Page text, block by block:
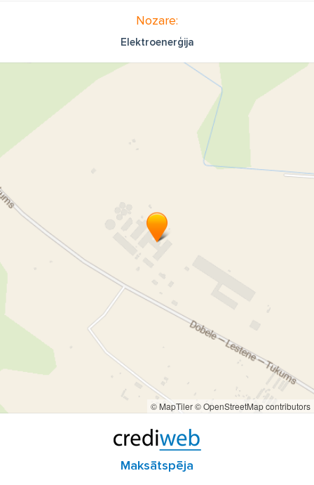
Nozare:
Elektroenerģija
© MapTiler© OpenStreetMap contributors
Maksātspēja